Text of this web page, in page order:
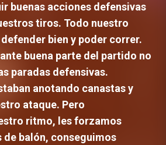
buenas acciones defensivas
tiros. Todo nuestro
bien y poder correr.
buena parte del partido no
paradas defensivas.
anotando canastas y
ataque. Pero
ritmo, les forzamos
de balón, conseguimos